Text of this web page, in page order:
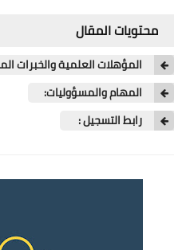
محتويات المقال
المؤهلات العلمية والخبرات
المهام والمسؤوليات:
رابط التسجيل :